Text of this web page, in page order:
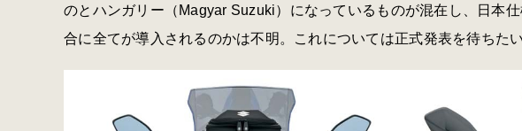
のとハンガリー（Magyar Suzuki）になっているものが混在し、日本
合に全てが導入されるのかは不明。これについては正式発表を待ちたい